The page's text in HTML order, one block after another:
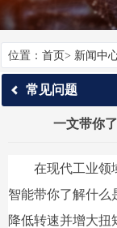
位置： 首页> 新闻中
常见问题
一文带你
在现代工业领
智能带你了解什么
降低转速并增大扭